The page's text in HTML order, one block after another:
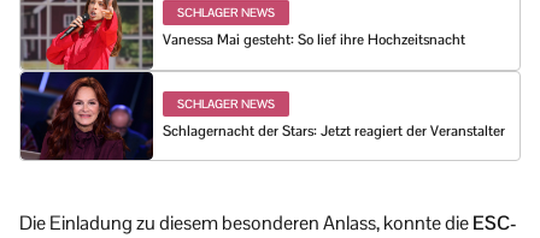
SCHLAGER NEWS
Vanessa Mai gesteht: So lief ihre Hochzeitsnacht
SCHLAGER NEWS
Schlagernacht der Stars: Jetzt reagiert der Veranstalter
Die Einladung zu diesem besonderen Anlass, konnte dieESC-